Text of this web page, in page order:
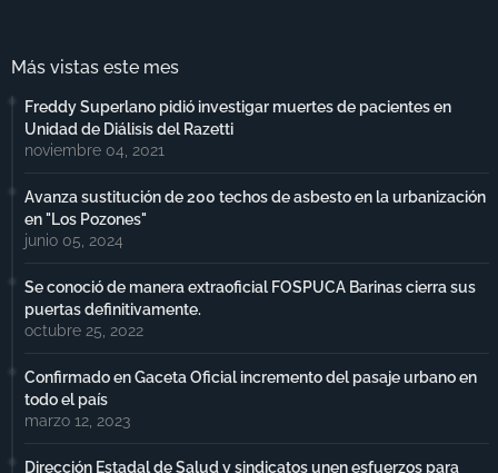
Más vistas este mes
Freddy Superlano pidió investigar muertes de pacientes en
Unidad de Diálisis del Razetti
noviembre 04, 2021
Avanza sustitución de 200 techos de asbesto en la urbanización
en "Los Pozones"
junio 05, 2024
Se conoció de manera extraoficial FOSPUCA Barinas cierra sus
puertas definitivamente.
octubre 25, 2022
Confirmado en Gaceta Oficial incremento del pasaje urbano en
todo el país
marzo 12, 2023
Dirección Estadal de Salud y sindicatos unen esfuerzos para